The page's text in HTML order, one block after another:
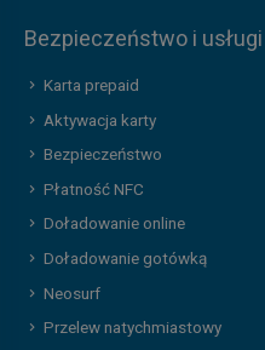
Bezpieczeństwo i usługi
Karta prepaid
Aktywacja karty
Bezpieczeństwo
Płatność NFC
Doładowanie online
Doładowanie gotówką
Neosurf
Przelew natychmiastowy